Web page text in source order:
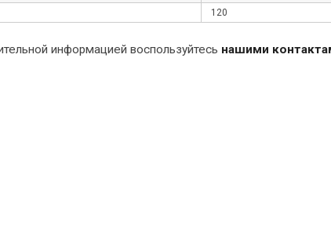
120
информацией воспользуйтесь нашими